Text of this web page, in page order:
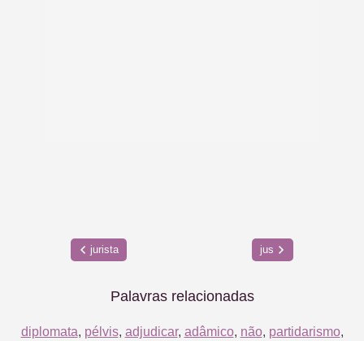
jurista jus
Palavras relacionadas
diplomata, pélvis, adjudicar, adâmico, não, partidarismo,